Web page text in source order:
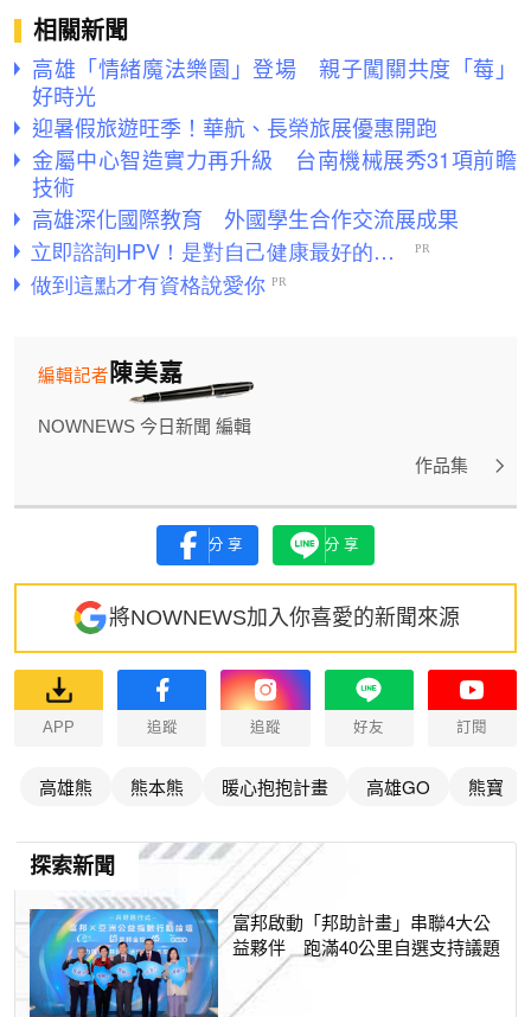
相關新聞
高雄「情緒魔法樂園」登場 親子闖關共度「莓」
好時光
迎暑假旅遊旺季！華航、長榮旅展優惠開跑
金屬中心智造實力再升級 台南機械展秀31項前瞻
技術
高雄深化國際教育 外國學生合作交流展成果
陳美嘉
編輯記者
NOWNEWS 今日新聞 編輯
作品集
分享 分享
將NOWNEWS加入你喜愛的新聞來源
APP 追蹤 追蹤 好友 訂閱
高雄熊 熊本熊 暖心抱抱計畫 高雄GO 熊寶
探索新聞
富邦啟動「邦助計畫」串聯4大公
益夥伴 跑滿40公里自選支持議題